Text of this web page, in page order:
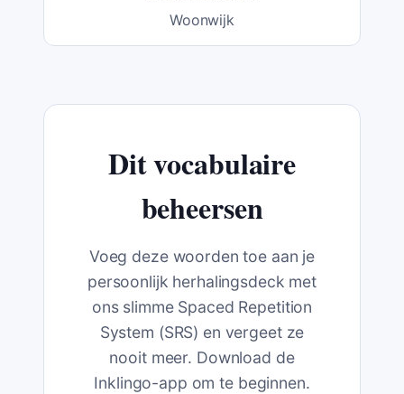
Woonwijk
Dit vocabulaire
beheersen
Voeg deze woorden toe aan je
persoonlijk herhalingsdeck met
ons slimme Spaced Repetition
System (SRS) en vergeet ze
nooit meer. Download de
Inklingo-app om te beginnen.